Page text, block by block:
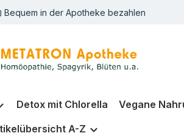
Bequem in der Apotheke bezahlen
Detox mit Chlorella Vegane
A-Z